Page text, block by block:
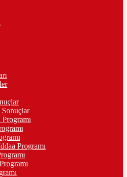
Sonuçlar
Programı